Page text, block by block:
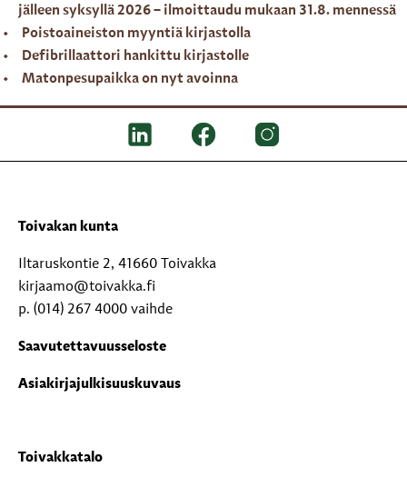
jälleen syksyllä 2026 – ilmoittaudu mukaan 31.8. mennessä
Poistoaineiston myyntiä kirjastolla
Defibrillaattori hankittu kirjastolle
Matonpesupaikka on nyt avoinna
Toivakan kunta
Iltaruskontie 2, 41660 Toivakka
kirjaamo@toivakka.fi
p. (014) 267 4000 vaihde
Saavutettavuusseloste
Asiakirjajulkisuuskuvaus
Toivakkatalo